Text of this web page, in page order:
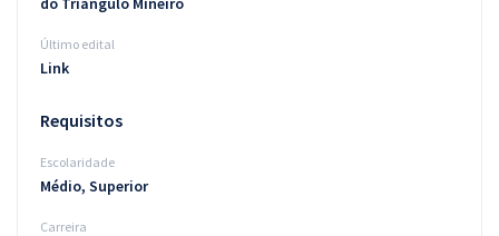
Atendimento
Último edital
Link
Requisitos
Escolaridade
Médio, Superior
Carreira